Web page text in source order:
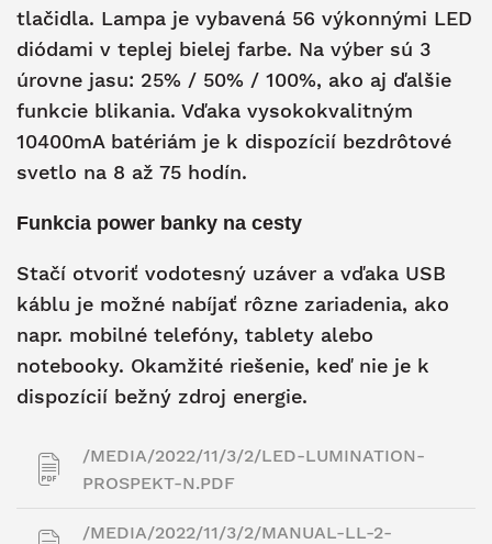
tlačidla. Lampa je vybavená 56 výkonnými LED
diódami v teplej bielej farbe. Na výber sú 3
úrovne jasu: 25% / 50% / 100%, ako aj ďalšie
funkcie blikania. Vďaka vysokokvalitným
10400mA batériám je k dispozícií bezdrôtové
svetlo na 8 až 75 hodín.
Funkcia power banky na cesty
Stačí otvoriť vodotesný uzáver a vďaka USB
káblu je možné nabíjať rôzne zariadenia, ako
napr. mobilné telefóny, tablety alebo
notebooky. Okamžité riešenie, keď nie je k
dispozícií bežný zdroj energie.
/MEDIA/2022/11/3/2/LED-LUMINATION-
PROSPEKT-N.PDF
/MEDIA/2022/11/3/2/MANUAL-LL-2-